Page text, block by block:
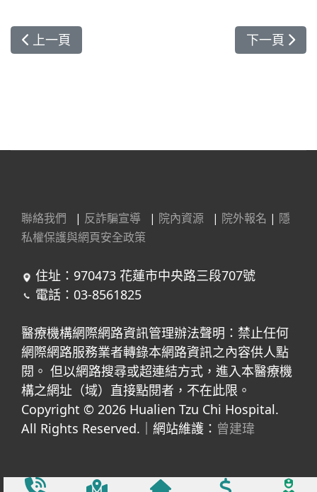
上一篇文章: 醫療研發國際獲肯定 讓世界看見閃耀
上一頁 下一篇文章
下一頁
聯絡我們 | 反詐騙宣導 | 院內資源 | 院外報名 | 隱
私權保護與網頁安全政策
住址：970473 花蓮市中央路三段707號
電話：03-8561825
醫療機構網際網路資訊管理辦法聲明：禁止任何
網際網路服務業者轉錄本網路資訊之內容供人點
閱。 但以網路搜尋或超連結方式，進入本醫療機
構之網址（域）直接點閱者，不在此限。
Copyright © 2026 Hualien Tzu Chi Hospital.
All Rights Reserved.｜網站維護： 曾建瑋